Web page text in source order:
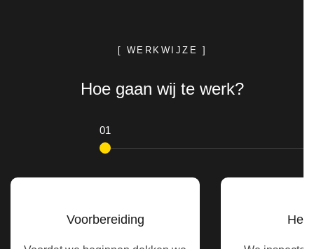
[ WERKWIJZE ]
Hoe gaan wij te werk?
Voorbereiding